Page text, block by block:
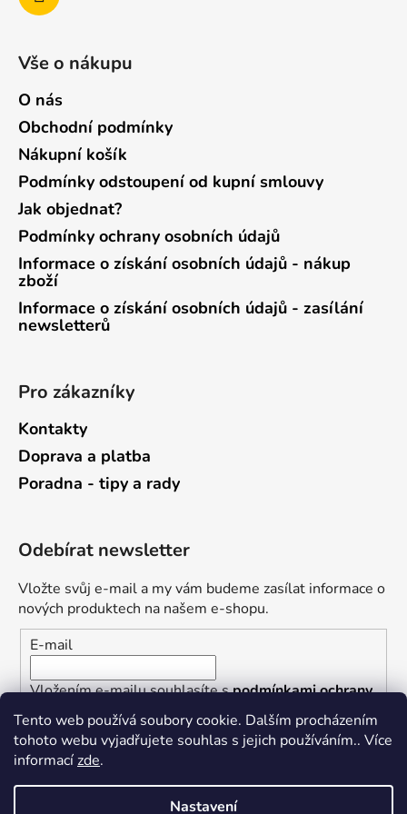
Tento web používá soubory cookie. Dalším procházením
tohoto webu vyjadřujete souhlas s jejich používáním.. Více
informacízde.
Nastavení
Vše o nákupu
O nás
Obchodní podmínky
Nákupní košík
Podmínky odstoupení od kupní smlouvy
Jak objednat?
Podmínky ochrany osobních údajů
Informace o získání osobních údajů - nákup
zboží
Informace o získání osobních údajů - zasílání
newsletterů
Pro zákazníky
Kontakty
Doprava a platba
Poradna - tipy a rady
Odebírat newsletter
Vložte svůj e-mail a my vám budeme zasílat informace o
nových produktech na našem e-shopu.
E-mail
Vložením e-mailu souhlasíte spodmínkami ochrany
osobních údajů
PŘIHLÁSIT SE